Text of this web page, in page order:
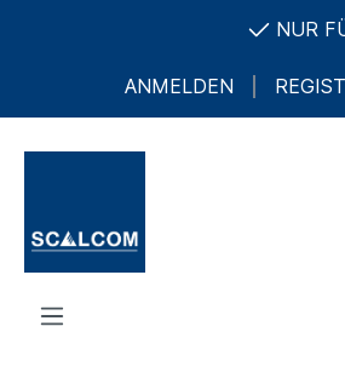
NUR FÜR
ANMELDEN